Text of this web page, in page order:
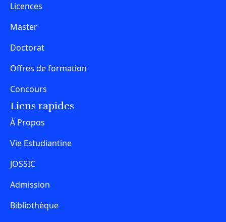
Licences
Master
Doctorat
Offres de formation
Concours
Liens rapides
À Propos
Vie Estudiantine
JOSSIC
Admission
Bibliothèque